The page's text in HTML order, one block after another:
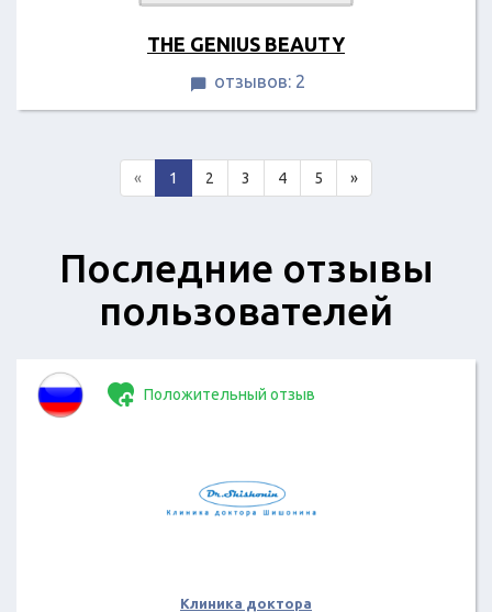
THE GENIUS BEAUTY
 отзывов: 2
« 1 2 3 4 5 »
Последние отзывы
пользователей
Положительный отзыв
Клиника доктора